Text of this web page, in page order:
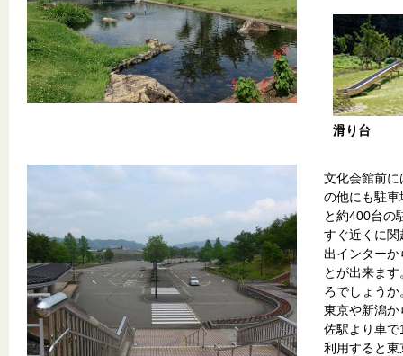
滑り台
文化会館前
の他にも駐
と約400台の
すぐ近くに
出インター
とが出来ま
ろでしょうか
東京や新潟
佐駅より車
利用すると